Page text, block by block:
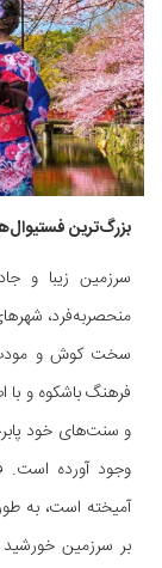
بزرگ‌ترین
سرزمین زیبا و
منحصر‌به‌فرد،
سخت کوش و
فرهنگ باشکوه و با
و سنت‌های خود
وجود آورده
آمیخته است، به
بر سرزمین خورشید